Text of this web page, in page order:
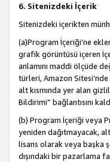
6. Sitenizdeki İçerik
Sitenizdeki içerikten
(a)Program İçeriği’ne
grafik görüntüsü içeren
anlamını maddi ölçüde
türleri, Amazon
alt kısmında yer alan
Bildirimi” bağlantısını
(b) Program İçeriği veya
yeniden dağıtmayacak,
lisans olarak veya başka
dışındaki bir pazarlama